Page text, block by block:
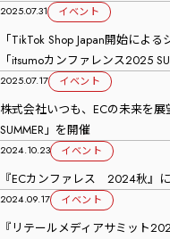
2025.07.31 イベント
「TikTok Shop Japan開始によ
「itsumoカンファレンス2025
2025.07.17 イベント
株式会社いつも、ECの未来を
SUMMER」を開催
2024.10.23 イベント
『ECカンファレス 2024秋』
2024.09.17 イベント
『リテールメディアサミット